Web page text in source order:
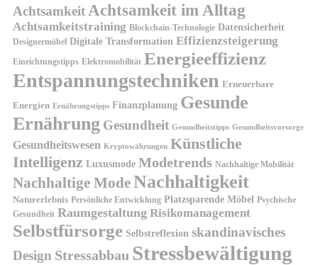
Achtsamkeit Achtsamkeit im Alltag
Achtsamkeitstraining Blockchain-Technologie Datensicherheit
Designermöbel Digitale Transformation Effizienzsteigerung
Einrichtungstipps Elektromobilität Energieeffizienz
Entspannungstechniken Erneuerbare
Energien Ernährungstipps Finanzplanung Gesunde
Ernährung Gesundheit Gesundheitstipps Gesundheitsvorsorge
Gesundheitswesen Kryptowährungen Künstliche
Intelligenz Luxusmode Modetrends Nachhaltige Mobilität
Nachhaltige ModeNachhaltigkeit
Naturerlebnis Persönliche Entwicklung Platzsparende Möbel Psychische
Gesundheit Raumgestaltung Risikomanagement
Selbstfürsorge Selbstreflexion skandinavisches
Design Stressabbau Stressbewältigung